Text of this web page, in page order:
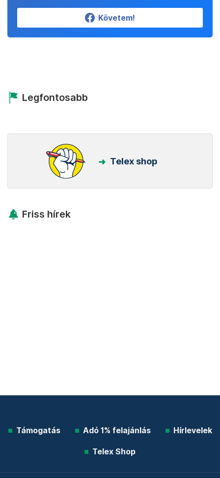
Követem!
Legfontosabb
Telex shop
Friss hírek
Támogatás Adó 1% felajánlás Hírlevelek
Telex Shop